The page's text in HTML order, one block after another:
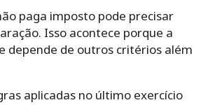
paga imposto pode precisar
Isso acontece porque a
depende de outros critérios além
aplicadas no último exercício